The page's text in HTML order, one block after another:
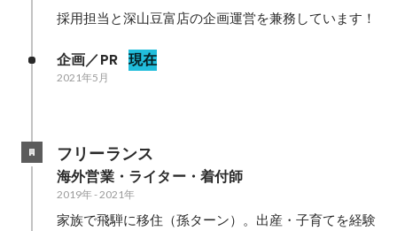
採用担当と深山豆富店の企画運営を兼務しています！
企画／PR 現在
2021年5月
フリーランス
海外営業・ライター・着付師
2019年- 2021年
家族で飛騨に移住（孫ターン）。出産・子育てを経験